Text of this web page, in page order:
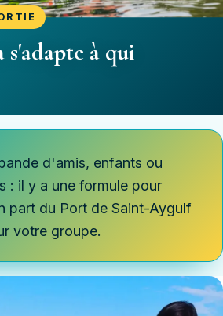
s'adapte à qui
d'amis, enfants ou
: il y a une formule pour
part du Port de Saint-Aygulf
votre groupe.